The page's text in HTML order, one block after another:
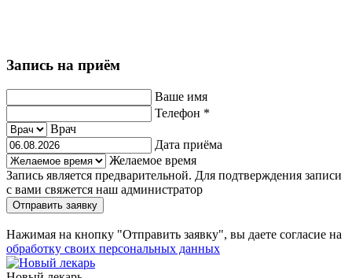
Запись на приём
Ваше имя
Телефон *
Врач
Дата приёма
Желаемое время
Запись является предварительной. Для подтверждения записи
с вами свяжется наш администратор
Отправить заявку
Нажимая на кнопку "Отправить заявку", вы даете согласие на
обработку своих персональных данных